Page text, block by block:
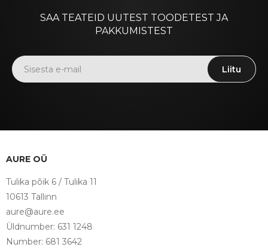
SAA TEATEID UUTEST TOODETEST JA
PAKKUMISTEST
Liitu
AURE OÜ
Tulika põik 6 / Tulika 11
10613 Tallinn
aure@aure.ee
Üldnumber: 631 1248
Number: 681 3642